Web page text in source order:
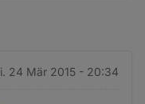
24 Mär 2015 - 20:34